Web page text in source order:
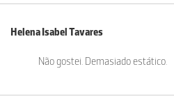
Helena Isabel Tavares
Não gostei. Demasiado estático.